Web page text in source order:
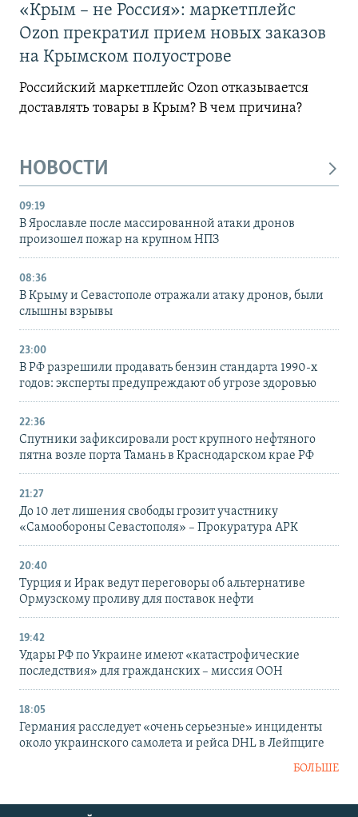
«Крым – не Россия»: маркетплейс
Ozon прекратил прием новых заказов
на Крымском полуострове
Российский маркетплейс Ozon отказывается
доставлять товары в Крым? В чем причина?
НОВОСТИ
09:19
В Ярославле после массированной атаки дронов
произошел пожар на крупном НПЗ
08:36
В Крыму и Севастополе отражали атаку дронов, были
слышны взрывы
23:00
В РФ разрешили продавать бензин стандарта 1990-х
годов: эксперты предупреждают об угрозе здоровью
22:36
Спутники зафиксировали рост крупного нефтяного
пятна возле порта Тамань в Краснодарском крае РФ
21:27
До 10 лет лишения свободы грозит участнику
«Самообороны Севастополя» – Прокуратура АРК
20:40
Турция и Ирак ведут переговоры об альтернативе
Ормузскому проливу для поставок нефти
19:42
Удары РФ по Украине имеют «катастрофические
последствия» для гражданских – миссия ООН
18:05
Германия расследует «очень серьезные» инциденты
около украинского самолета и рейса DHL в Лейпциге
БОЛЬШЕ